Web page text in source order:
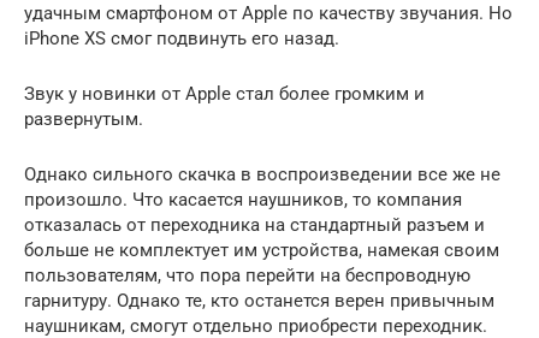
удачным смартфоном от Apple по качеству звучания. Но
iPhone XS смог подвинуть его назад.
Звук у новинки от Apple стал более громким и
развернутым.
Однако сильного скачка в воспроизведении все же не
произошло. Что касается наушников, то компания
отказалась от переходника на стандартный разъем и
больше не комплектует им устройства, намекая своим
пользователям, что пора перейти на беспроводную
гарнитуру. Однако те, кто останется верен привычным
наушникам, смогут отдельно приобрести переходник.